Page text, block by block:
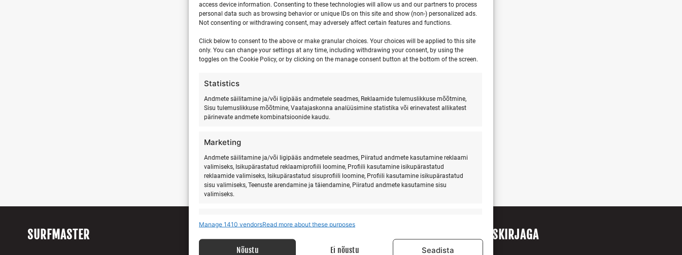
access device information. Consenting to these technologies will allow us and our partners to process
personal data such as browsing behavior or unique IDs on this site and show (non-) personalized ads.
Not consenting or withdrawing consent, may adversely affect certain features and functions.
Click below to consent to the above or make granular choices. Your choices will be applied to this site
only. You can change your settings at any time, including withdrawing your consent, by using the
toggles on the Cookie Policy, or by clicking on the manage consent button at the bottom of the screen.
Statistics
Andmete säilitamine ja/või ligipääs andmetele seadmes, Reklaamide tulemuslikkuse mõõtmine,
Sisu tulemuslikkuse mõõtmine, Vaatajaskonna analüüsimine statistika või erinevatest allikatest
pärinevate andmete kombinatsioonide kaudu.
Marketing
Andmete säilitamine ja/või ligipääs andmetele seadmes, Piiratud andmete kasutamine reklaami
valimiseks, Isikupärastatud reklaamiprofiili loomine, Profiili kasutamine isikupärastatud
reklaamide valimiseks, Isikupärastatud sisuprofiili loomine, Profiili kasutamine isikupärastatud
sisu valimiseks, Teenuste arendamine ja täiendamine, Piiratud andmete kasutamine sisu
valimiseks.
seostamine, Seadmete tuvastamine automaatselt edastatud andmete põhjal.
Manage 1410 vendorsRead more about these purposes
Nõustu Ei nõustu Seadista
SURFMASTER MEIST LIITU UUDISKIRJAGA